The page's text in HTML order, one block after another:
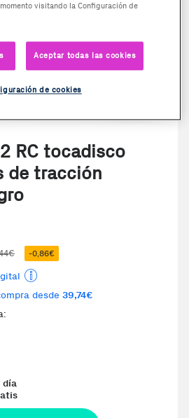
RC tocadisco
de tracción
-0,86€
desde 39,74€
día
visitando la Configuración de
Aceptar todas las cookies
de cookies